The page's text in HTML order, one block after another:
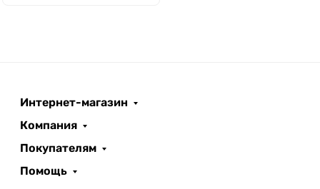
Интернет-магазин
Компания
Покупателям
Помощь